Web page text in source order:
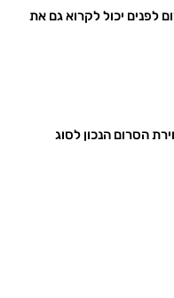
לפנים יכול לקרוא גם את
הסרום הנכון לסוג